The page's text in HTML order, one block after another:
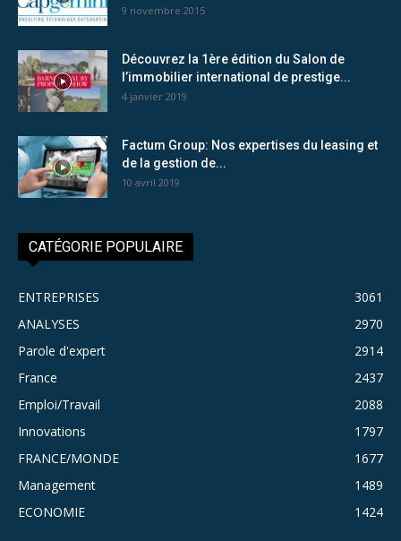
9 novembre 2015
Découvrez la 1ère édition du Salon de
l’immobilier international de prestige...
4 janvier 2019
Factum Group: Nos expertises du leasing et
de la gestion de...
10 avril 2019
CATÉGORIE POPULAIRE
ENTREPRISES
3061
ANALYSES
2970
Parole d'expert
2914
France
2437
Emploi/Travail
2088
Innovations
1797
FRANCE/MONDE
1677
Management
1489
ECONOMIE
1424